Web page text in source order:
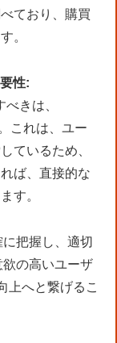
ており、購買
。
性:
きは、
これは、ユー
ているため、
ば、直接的な
す。
把握し、適切
の高いユーザ
上へと繋げるこ